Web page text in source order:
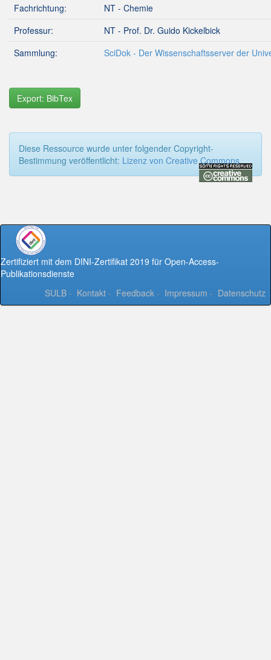
Fachrichtung:
NT - Chemie
Professur:
NT - Prof. Dr. Guido Kickelbick
Sammlung:
SciDok - Der Wissenschaftsserver der
Export: BibTex
Diese Ressource wurde unter folgender Copyright-
Bestimmung veröffentlicht: Lizenz von Creative Commons
Zertifiziert mit dem DINI-Zertifikat 2019 für Open-Access-
Publikationsdienste
SULB - Kontakt - Feedback - Impressum - Datenschutz